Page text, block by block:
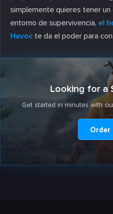
simplemente quieres tener
entorno de supervivencia, el
Havoc te da el poder para
Looking for a
Get started in minutes with
Order